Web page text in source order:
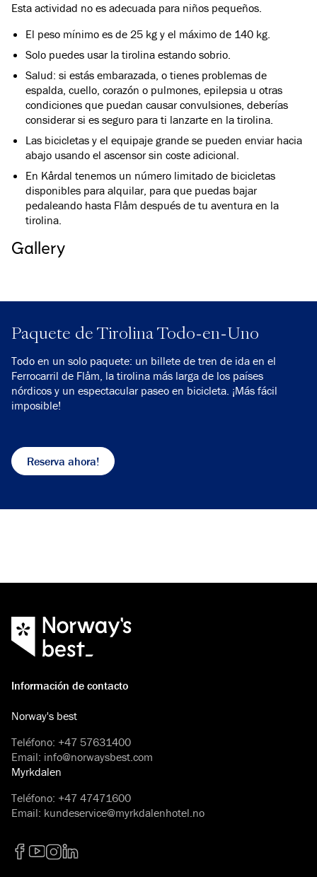
Esta actividad no es adecuada para niños pequeños.
El peso mínimo es de 25 kg y el máximo de 140 kg.
Solo puedes usar la tirolina estando sobrio.
Salud: si estás embarazada, o tienes problemas de
espalda, cuello, corazón o pulmones, epilepsia u otras
condiciones que puedan causar convulsiones, deberías
considerar si es seguro para ti lanzarte en la tirolina.
Las bicicletas y el equipaje grande se pueden enviar hacia
abajo usando el ascensor sin coste adicional.
En Kårdal tenemos un número limitado de bicicletas
disponibles para alquilar, para que puedas bajar
pedaleando hasta Flåm después de tu aventura en la
tirolina.
Gallery
Paquete de Tirolina Todo-en-Uno
Todo en un solo paquete: un billete de tren de ida en el
Ferrocarril de Flåm, la tirolina más larga de los países
nórdicos y un espectacular paseo en bicicleta. ¡Más fácil
imposible!
Reserva ahora!
Información de contacto
Norway's best
Teléfono: +47 57631400
Email: info@norwaysbest.com
Myrkdalen
Teléfono: +47 47471600
Email: kundeservice@myrkdalenhotel.no